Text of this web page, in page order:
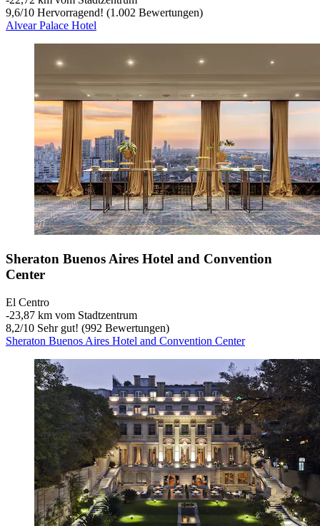
9,6/10 Hervorragend! (1.002 Bewertungen)
Alvear Palace Hotel
Sheraton Buenos Aires Hotel and Convention
Center
El Centro
‐23,87 km vom Stadtzentrum
8,2/10 Sehr gut! (992 Bewertungen)
Sheraton Buenos Aires Hotel and Convention Center